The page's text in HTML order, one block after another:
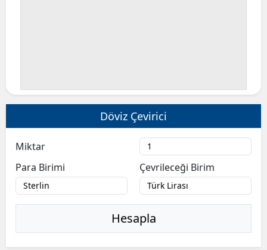
Döviz Çevirici
Miktar
Para Birimi
Çevrileceği Birim
Hesapla